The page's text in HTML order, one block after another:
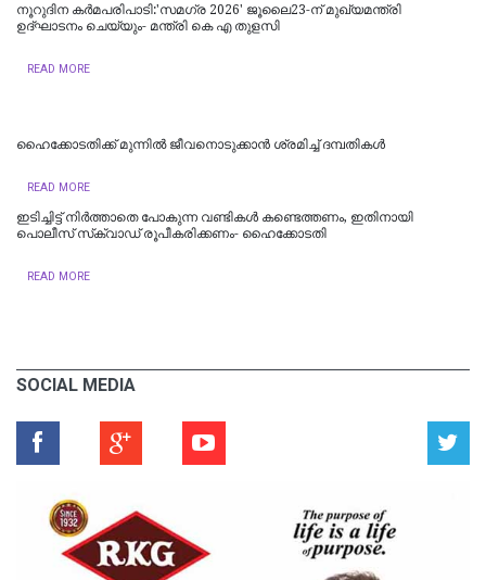
നൂറുദിന കർമപരിപാടി:'സമഗ്ര 2026' ജൂലൈ23-ന് മുഖ്യമന്ത്രി
ഉദ്ഘാടനം ചെയ്യും- മന്ത്രി കെ എ തുളസി
READ MORE
ഹൈക്കോടതിക്ക് മുന്നില്‍ ജീവനൊടുക്കാന്‍ ശ്രമിച്ച് ദമ്പതികള്‍
READ MORE
ഇടിച്ചിട്ട് നിര്‍ത്താതെ പോകുന്ന വണ്ടികള്‍ കണ്ടെത്തണം, ഇതിനായി
പൊലീസ് സ്‌ക്വാഡ് രൂപീകരിക്കണം- ഹൈക്കോടതി
READ MORE
SOCIAL MEDIA